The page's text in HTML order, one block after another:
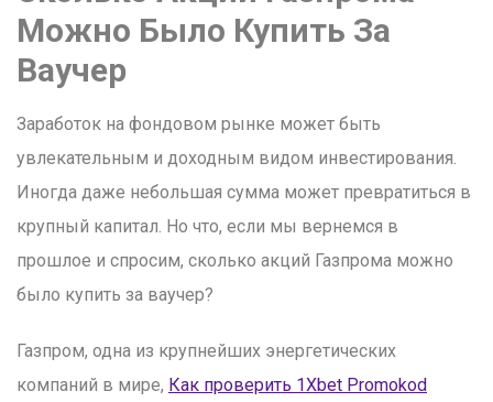
Можно Было Купить За
Ваучер
Заработок на фондовом рынке может быть
увлекательным и доходным видом инвестирования.
Иногда даже небольшая сумма может превратиться в
крупный капитал. Но что, если мы вернемся в
прошлое и спросим, сколько акций Газпрома можно
было купить за ваучер?
Газпром, одна из крупнейших энергетических
компаний в мире, Как проверить 1Xbet Promokod